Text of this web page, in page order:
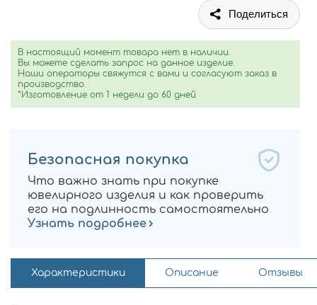
Поделиться
В настоящий момент товара нет в наличии.
Вы можете сделать запрос на данное изделие.
Наши операторы свяжутся с вами и согласуют заказ в
производство.
*Изготовление от 1 недели до 60 дней
Безопасная покупка
Что важно знать при покупке
ювелирного изделия и как проверить
его на подлинность самостоятельно
Узнать подробнее
Характеристики Описание Отзывы